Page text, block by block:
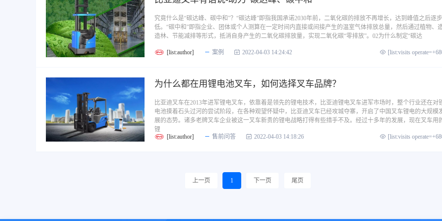
究竟什么是“碳达峰、碳中和”？“碳达峰”即指我国承诺2030年前，二氧化碳的排放不再增长，达到峰值之后逐
低。“碳中和”即指企业、团体或个人测算在一定时间内直接或间接产生的温室气体排放总量，然后通过植物、
造林、节能减排等形式，抵消自身产生的二氧化碳排放量，实现二氧化碳“零排放”。02为什么制定“碳达
[list:author] 案例 2022-04-03 14:24:42 [list:visits
为什么都在用锂电池叉车，如何选择叉车品牌？
比亚迪叉车在2013年进军锂电叉车，依靠着是领先的锂电技术，比亚迪锂电叉车进军市场时，整个行业还在对
电池摸着石头过河的尝试阶段，在各种观望怀疑中，比亚迪叉车已经攻城夺寨，开启了中国叉车锂电的大规模
展的态势。诸多老牌叉车企业被这一叉车新贵的锂电战略打得有些措手不及。经过十多年的发展，现在叉车用
锂
[list:author]
售前问答 2022-04-03 14:18:26 [list:visits
上一页 1 下一页 尾页